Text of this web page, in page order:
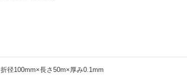
折径100mm×長さ50m×厚み0.1mm